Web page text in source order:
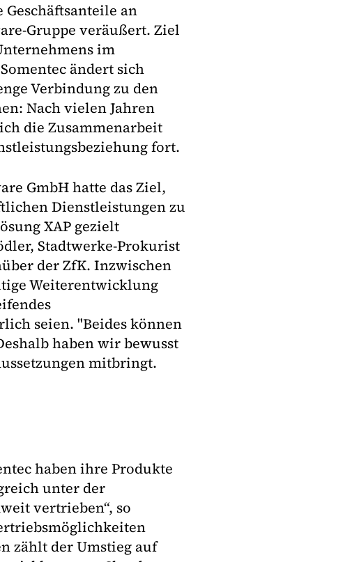
an
Gruppe veräußert. Ziel
im
ändert sich
Verbindung zu den
Nach vielen Jahren
die Zusammenarbeit
fort.
GmbH hatte das Ziel,
Dienstleistungen zu
XAP gezielt
Stadtwerke-Prokurist
der ZfK. Inzwischen
Weiterentwicklung
seien. "Beides können
haben wir bewusst
mitbringt.
haben ihre Produkte
unter der
vertrieben“, so
zählt der Umstieg auf